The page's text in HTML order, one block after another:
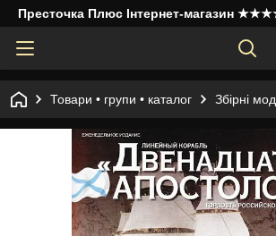
Престочка Плюс Інтернет-магазин
Товари • групи • каталог Збірні